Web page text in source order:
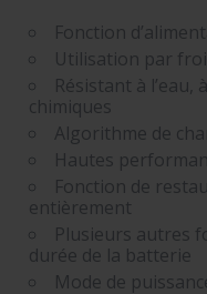
Fonction
Utilisation par
Résistant à
chimiques
Algorithme de
Hautes
Fonction de
entièrement
Plusieurs autres
durée de la batterie
Mode de